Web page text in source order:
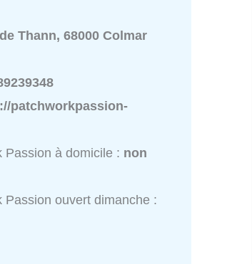
Thann, 68000 Colmar
patchworkpassion-
Passion à domicile : non
Passion ouvert dimanche :